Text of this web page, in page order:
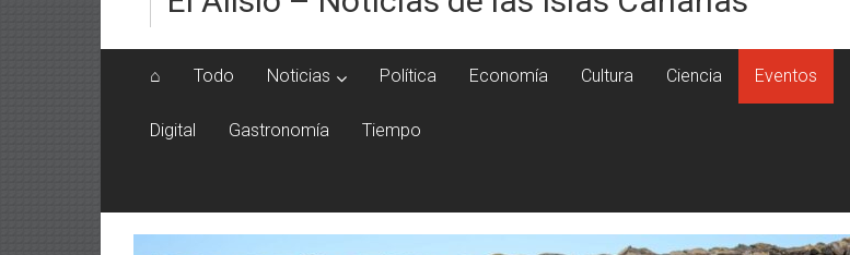
⌂ Todo Noticias Política Economía Cultura Ciencia Eventos
Digital Gastronomía Tiempo